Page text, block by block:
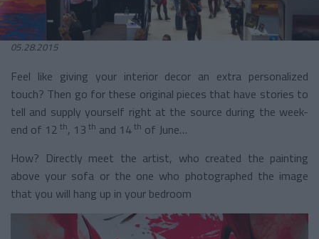
05.28.2015
Feel like giving your interior decor an extra personalized
touch? Then go for these original pieces that have stories to
tell and supply yourself right at the source during the week-
end of 12 th, 13 th and 14th of June…
How? Directly meet the artist, who created the painting
above your sofa or the one who photographed the image
that you will hang up in your bedroom